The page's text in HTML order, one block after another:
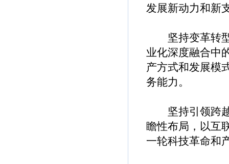
发展新动力和新
坚持变革转型
业化深度融合中
产方式和发展模
务能力。
坚持引领跨越
瞻性布局，以互
一轮科技革命和